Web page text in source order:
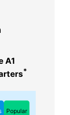
A1
*
Popular